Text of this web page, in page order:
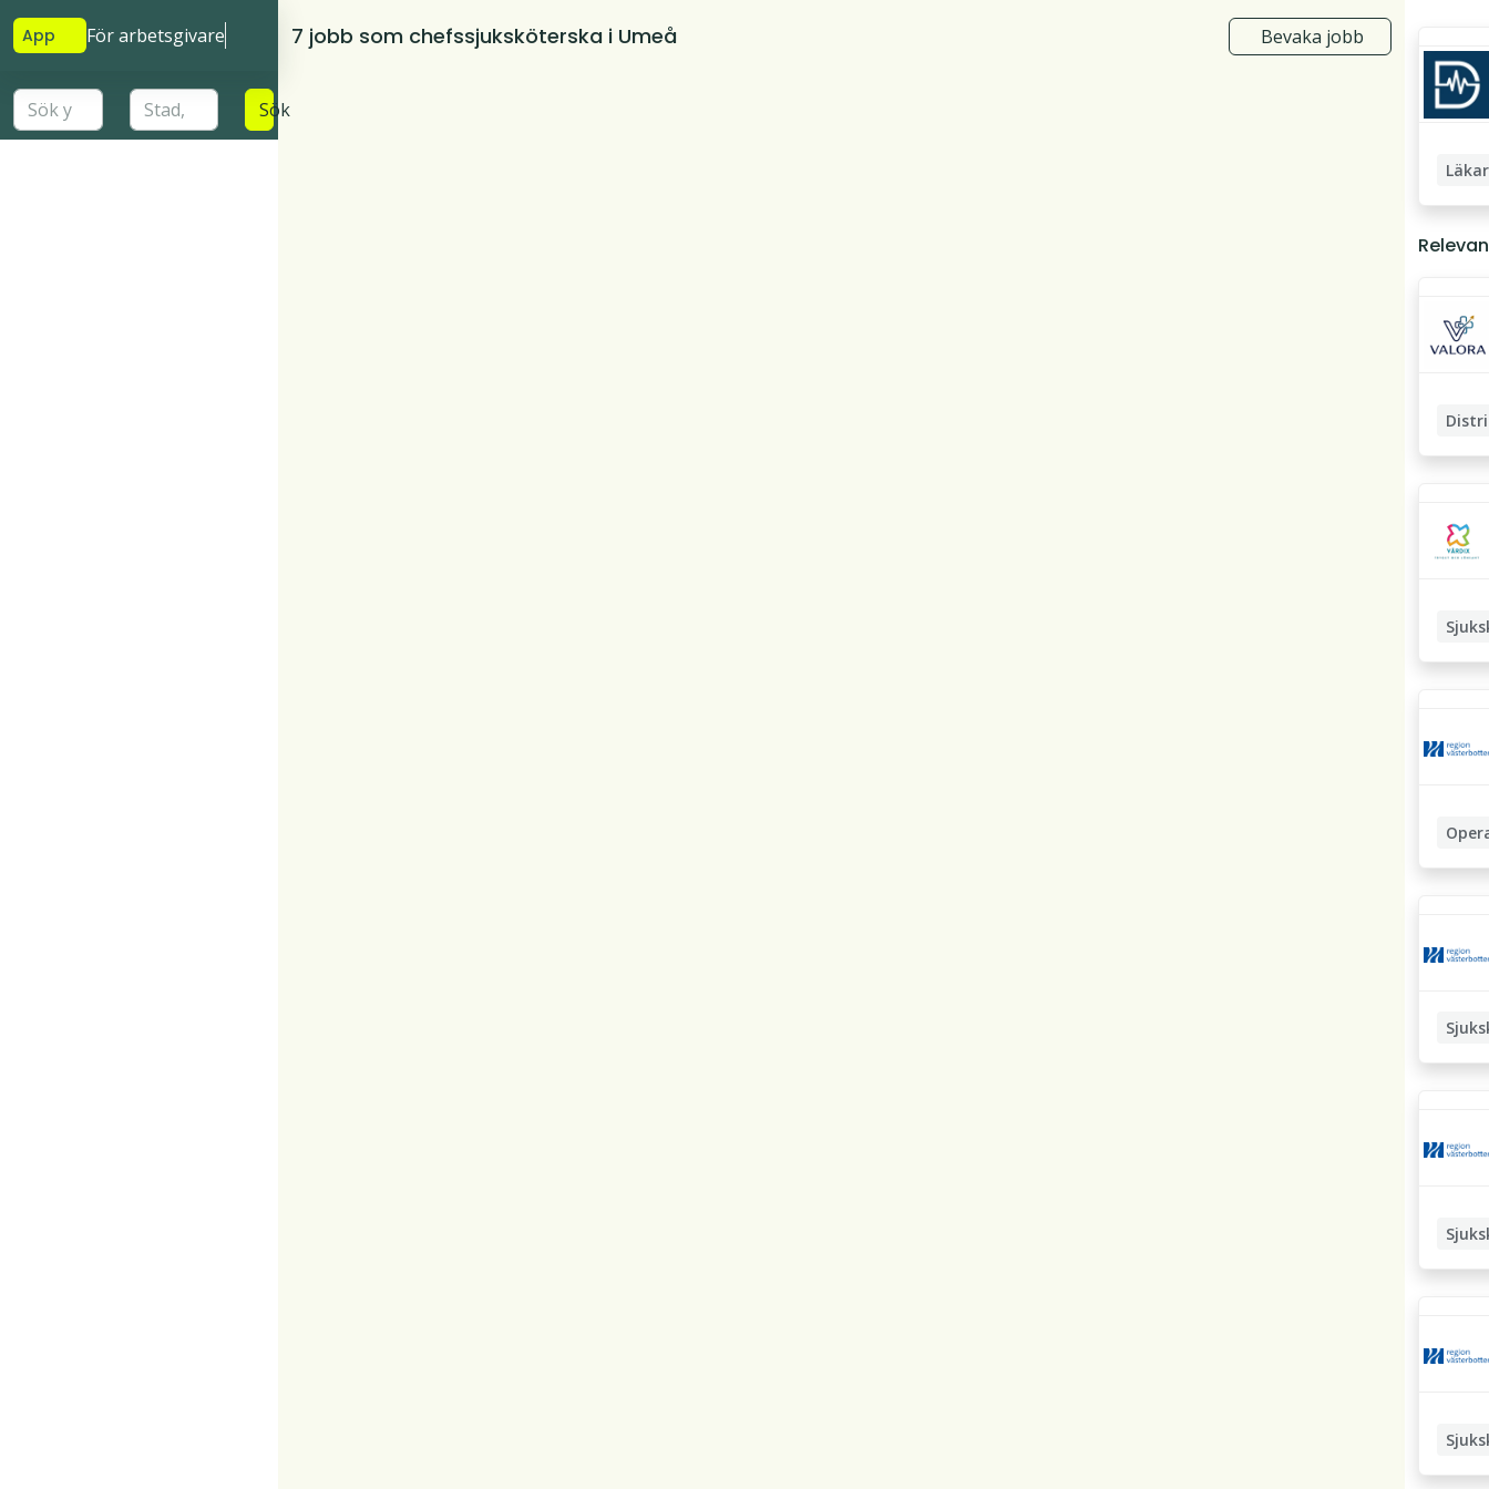
App För arbetsgivare
Sök
7 jobb som chefssjuksköterska i Umeå Bevaka jobb